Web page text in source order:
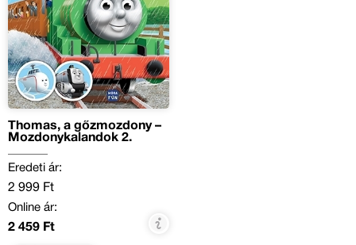
Thomas, a gőzmozdony –
Mozdonykalandok 2.
Eredeti ár:
2 999 Ft
Online ár:
2 459 Ft